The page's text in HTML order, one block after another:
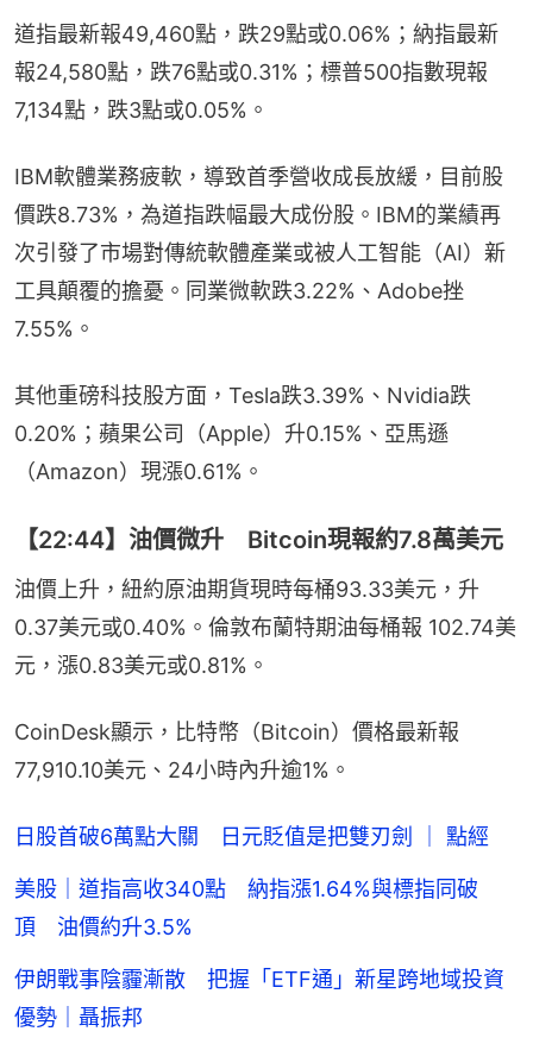
道指最新報49,460點，跌29點或0.06%；納指最新
報24,580點，跌76點或0.31%；標普500指數現報
7,134點，跌3點或0.05%。
IBM軟體業務疲軟，導致首季營收成長放緩，目前股
價跌8.73%，為道指跌幅最大成份股。IBM的業績再
次引發了市場對傳統軟體產業或被人工智能（AI）新
工具顛覆的擔憂。同業微軟跌3.22%、Adob​​e挫
7.55%。
其他重磅科技股方面，Tesla跌3.39%、Nvidia跌
0.20%；蘋果公司（Apple）升0.15%、亞馬遜
（Amazon）現漲0.61%。
【22:44】油價微升 Bitcoin現報約7.8萬美元
油價上升，紐約原油期貨現時每桶93.33美元，升
0.37美元或0.40%。倫敦布蘭特期油每桶報 102.74美
元，漲0.83美元或0.81%。
CoinDesk顯示，比特幣（Bitcoin）價格最新報
77,910.10美元、24小時內升逾1%。
日股首破6萬點大關 日元貶值是把雙刃劍 ｜ 點經
美股｜道指高收340點 納指漲1.64%與標指同破
頂 油價約升3.5%
伊朗戰事陰霾漸散 把握「ETF通」新星跨地域投資
優勢｜聶振邦